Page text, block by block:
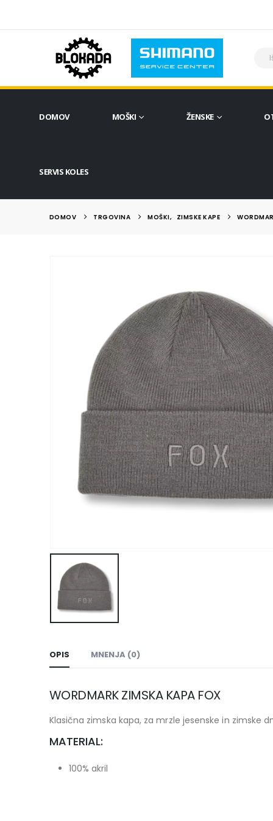
DOMOV MOŠKI ŽENSKE
SERVIS KOLES
DOMOV TRGOVINA MOŠKI, ZIMSKE KAPE
OPIS MNENJA (0)
WORDMARK ZIMSKA KAPA FOX
Klasična zimska kapa, za mrzle jesenske in zimske
MATERIAL:
100% akril